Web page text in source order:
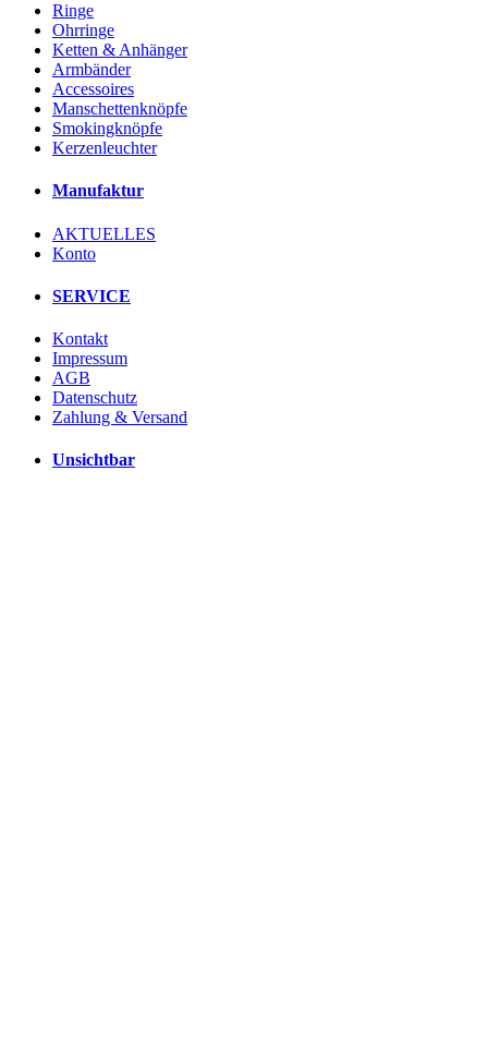
Ringe
Ohrringe
Ketten & Anhänger
Armbänder
Accessoires
Manschettenknöpfe
Smokingknöpfe
Kerzenleuchter
Manufaktur
AKTUELLES
Konto
SERVICE
Kontakt
Impressum
AGB
Datenschutz
Zahlung & Versand
Unsichtbar